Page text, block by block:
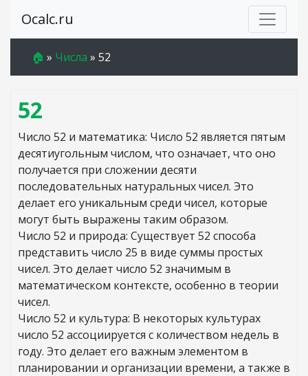
Ocalc.ru
🏠 » Числа » 52
52
Число 52 и математика: Число 52 является пятым
десятиугольным числом, что означает, что оно
получается при сложении десяти
последовательных натуральных чисел. Это
делает его уникальным среди чисел, которые
могут быть выражены таким образом.
Число 52 и природа: Существует 52 способа
представить число 25 в виде суммы простых
чисел. Это делает число 52 значимым в
математическом контексте, особенно в теории
чисел.
Число 52 и культура: В некоторых культурах
число 52 ассоциируется с количеством недель в
году. Это делает его важным элементом в
планировании и организации времени, а также в